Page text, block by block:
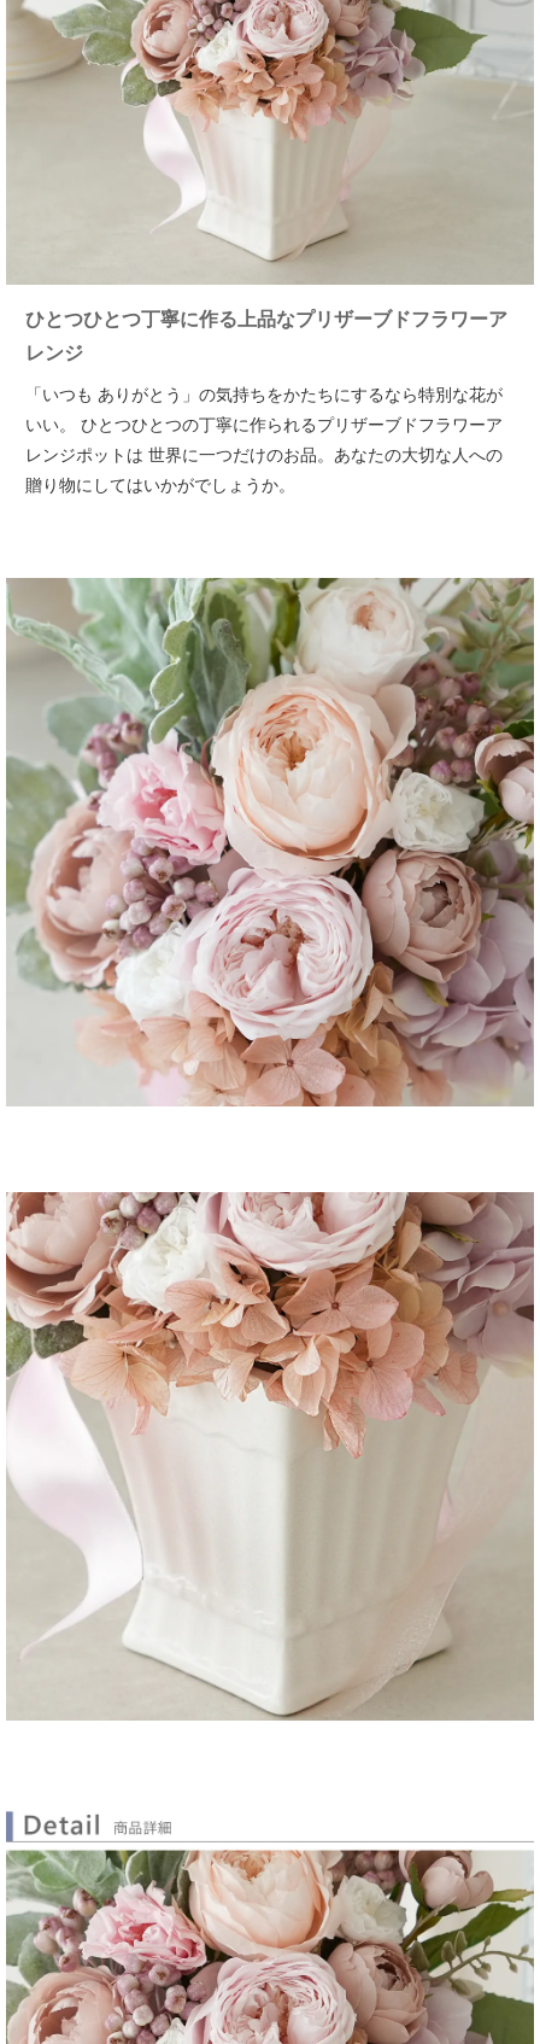
ひとつひとつ丁寧に作る上品なプリザーブドフラワーア
レンジ
「いつも ありがとう」の気持ちをかたちにするなら特別な花が
いい。
ひとつひとつの丁寧に作られるプリザーブドフラワーア
レンジポットは 世界に一つだけのお品。 あなたの大切な人への
贈り物にしてはいかがでしょうか。